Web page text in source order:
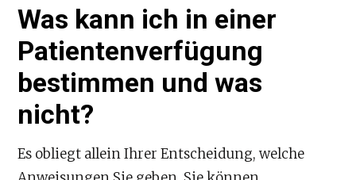
Was kann ich in einer
Patientenverfügung
bestimmen und was
nicht?
Es obliegt allein Ihrer Entscheidung, welche